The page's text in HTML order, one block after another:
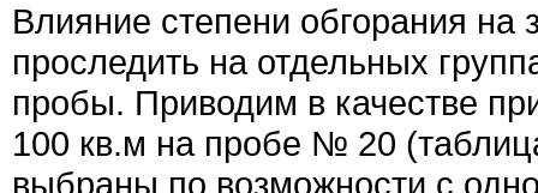
Влияние степени обгорания на
проследить на отдельных
пробы. Приводим в качестве
100 кв.м на пробе № 20
выбраны по возможности с